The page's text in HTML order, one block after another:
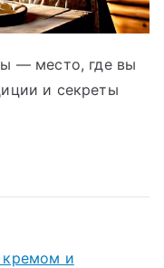
— место, где вы
и секреты
кремом и